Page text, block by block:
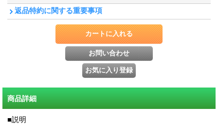
返品特約に関する重要事項
商品詳細
■説明